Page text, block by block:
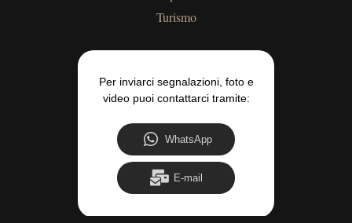
Turismo
Per inviarci segnalazioni, foto e
video puoi contattarci tramite:
WhatsApp
E-mail